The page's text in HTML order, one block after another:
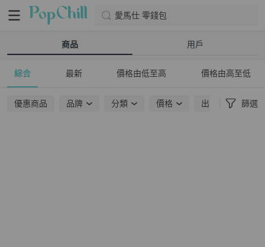
愛馬仕 零錢包
商品 用戶
綜合 最新 價格由低至高 價格由高至低
優惠商品 品牌 分類 價格 出貨地點 篩選